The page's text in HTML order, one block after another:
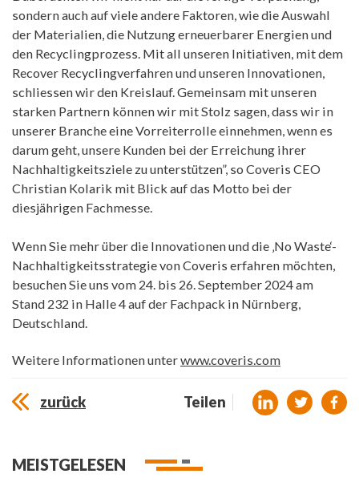
sondern auch auf viele andere Faktoren, wie die Auswahl
der Materialien, die Nutzung erneuerbarer Energien und
den Recyclingprozess. Mit all unseren Initiativen, mit dem
Recover Recyclingverfahren und unseren Innovationen,
schliessen wir den Kreislauf. Gemeinsam mit unseren
starken Partnern können wir mit Stolz sagen, dass wir in
unserer Branche eine Vorreiterrolle einnehmen, wenn es
darum geht, unsere Kunden bei der Erreichung ihrer
Nachhaltigkeitsziele zu unterstützen”, so Coveris CEO
Christian Kolarik mit Blick auf das Motto bei der
diesjährigen Fachmesse.
Wenn Sie mehr über die Innovationen und die ‚No Waste‘-
Nachhaltigkeitsstrategie von Coveris erfahren möchten,
besuchen Sie uns vom 24. bis 26. September 2024 am
Stand 232 in Halle 4 auf der Fachpack in Nürnberg,
Deutschland.
Weitere Informationen unterwww.coveris.com
zurück Teilen
MEISTGELESEN